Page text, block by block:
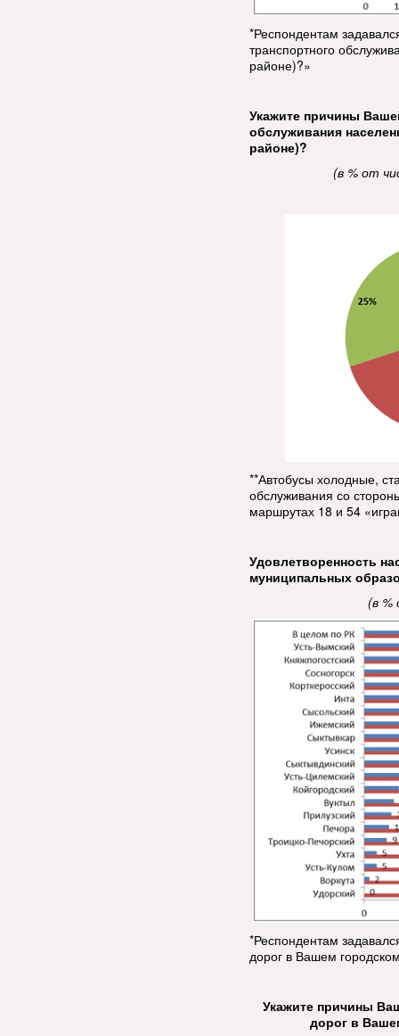
*Респондентам
транспортного
районе)?»
Укажите причины
обслуживания
районе)?
(в % от
**Автобусы холодные,
обслуживания со
маршрутах 18 и 54
Удовлетворенность
муниципальных
(в %
*Респондентам
дорог в Вашем
Укажите причины
дорог в